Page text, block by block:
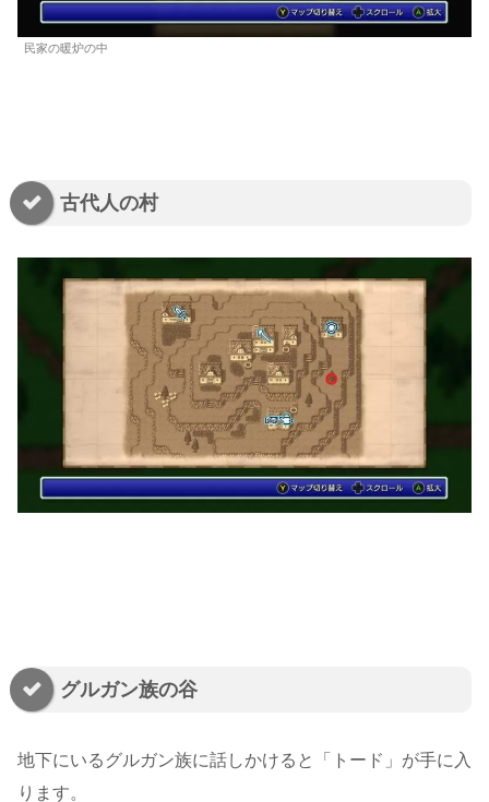
民家の暖炉の中
古代人の村
グルガン族の谷
地下にいるグルガン族に話しかけると「トード」が手に入
ります。